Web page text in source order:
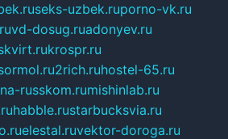
seks-uzbek.ruporno-vk.ru
vd-dosug.ruadonyev.ru
krospr.ru
2rich.ruhostel-65.ru
russkom.rumishinlab.ru
habble.rustarbucksvia.ru
elestal.ruvektor-doroga.ru